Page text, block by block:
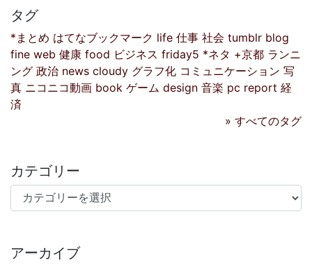
タグ
*まとめ はてなブックマーク life 仕事 社会 tumblr blog
fine web 健康 food ビジネス friday5 *ネタ +京都 ランニ
ング 政治 news cloudy グラフ化 コミュニケーション 写
真 ニコニコ動画 book ゲーム design 音楽 pc report 経
済
» すべてのタグ
カテゴリー
カテゴリー
アーカイブ